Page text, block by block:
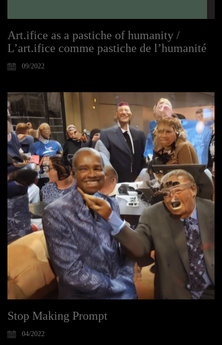
Art.ifice as a pastiche of humanity /
L’art.ifice comme pastiche de l’humanité
09/2022
Stop Making Prompt
04/2022